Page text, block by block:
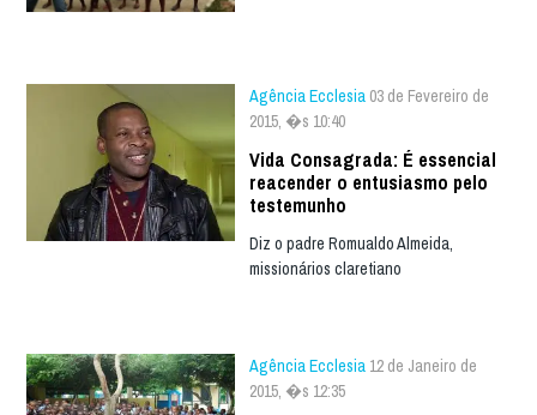
Agência Ecclesia 03 de Fevereiro de
2015, �s 10:40
Vida Consagrada: É essencial
reacender o entusiasmo pelo
testemunho
Diz o padre Romualdo Almeida,
missionários claretiano
Agência Ecclesia 12 de Janeiro de
2015, �s 12:35